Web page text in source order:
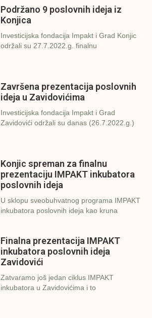
Podržano 9 poslovnih ideja iz
Konjica
Investicijska fondacija Impakt i Grad Konjic
održali su 27.7.2022.g. finalnu
Završena prezentacija poslovnih
ideja u Zavidovićima
Investicijska fondacija Impakt i Grad
Zavidovići održali su danas (26.7.2022.g.)
Konjic spreman za finalnu
prezentaciju IMPAKT inkubatora
poslovnih ideja
U sklopu sveobuhvatnog programa IMPAKT
inkubatora poslovnih ideja kao kruna
Finalna prezentacija IMPAKT
inkubatora poslovnih ideja
Zavidovići
Zatvaramo još jedan ciklus IMPAKT
inkubatora u Zavidovićima i to